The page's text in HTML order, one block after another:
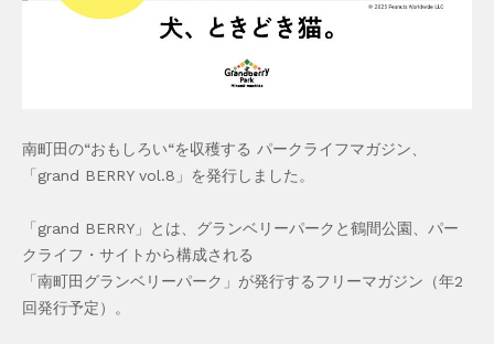
南町田の“おもしろい“を収穫する パークライフマガジン、
「grand BERRY vol.8」を発行しました。
「grand BERRY」とは、グランベリーパークと鶴間公園、パー
クライフ・サイトから構成される
「南町田グランベリーパーク」が発行するフリーマガジン（年2
回発行予定）。